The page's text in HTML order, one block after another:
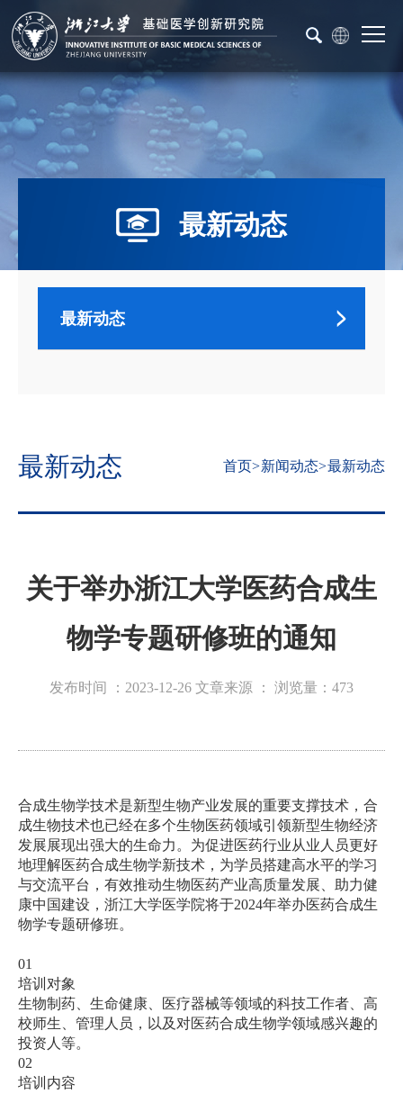
最新动态
最新动态
最新动态 首页>新闻动态>最新动态
关于举办浙江大学医药合成生
物学专题研修班的通知
发布时间 ：2023-12-26 文章来源 ： 浏览量： 473
合成生物学技术是新型生物产业发展的重要支撑技术，合
成生物技术也已经在多个生物医药领域引领新型生物经济
发展展现出强大的生命力。为促进医药行业从业人员更好
地理解医药合成生物学新技术，为学员搭建高水平的学习
与交流平台，有效推动生物医药产业高质量发展、助力健
康中国建设，浙江大学医学院将于2024年举办医药合成生
物学专题研修班。
01
培训对象
生物制药、生命健康、医疗器械等领域的科技工作者、高
校师生、管理人员，以及对医药合成生物学领域感兴趣的
投资人等。
02
培训内容